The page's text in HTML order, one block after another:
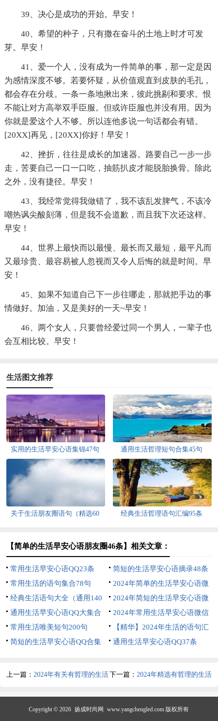
39、决心是成功的开始。早安！
40、希望的种子，只有撒在奋斗的土地上时才可发
芽。早安！
41、爱一个人，没有成为一件简单的事，那一定是因
为感情深度不够。若要怀疑，从价值观直到皮肤的毛孔，
都会存在分歧。一条一条地揪出来，彼此挑剔和要求。恨
不能让对方高举双手臣服。但或许臣服也并没有用。因为
你就是爱这个人不够。所以连他多说一句话都会有错。
[20XX]再见，[20XX]你好！早安！
42、挫折，往往是成长的加速器。路要自己一步一步
走，苦要自己一口一口吃，抽筋扒皮才能脱胎换骨。除此
之外，没有捷径。早安！
43、我经常觉得我做错了，我不该乱发脾气，不该冷
嘲热讽尖酸刻薄，但是我不会道歉，而且我下次还这样。
早安！
44、世界上最快而以最慢、最长而又最短，最平凡而
又最珍贵、最容易被人忽视而又令人后悔的就是时间。早
安！
45、如果不知道自己下一步往哪走，那就把手边的事
情做好。加油，又是美好的一天~早安！
46、两个女人，只要曾经爱过同一个男人，一辈子也
会互相比较。早安！
生活图文推荐
实用的生活早安心语集锦47句 通用生活哲理短句合集45句
关于生活朋友圈语句（精选60
经典生活哲理语句汇编95条
【简单的生活早安心语朋友圈46条】相关文章：
常用生活早安心语QQ23条
简短的生活早安心语摘录48条
常用生活的语句集合78句
2024年简单的生活早安心语微
信大汇总59条
经典生活语句大全（通用140
句）
2024年简短的生活早安心语微
信汇编40句
通用生活早安心语QQ大集合
52句
2024年常用生活早安心语微信
24句
常用生活唯美短句200句
【精华】2024年生活的语句汇
编57条
简短的生活早安心语QQ合集
通用生活早安心语QQ37条
上一篇：2024年有关有哲理的生活下一篇： 2024年精选有哲理的生活
Copyright © 2026 扬成时尚网 www.yangchengled.com 版权所有